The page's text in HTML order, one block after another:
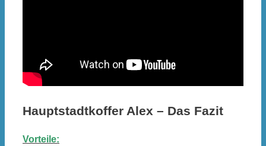
Hauptstadtkoffer Alex – Das Fazit
Vorteile: